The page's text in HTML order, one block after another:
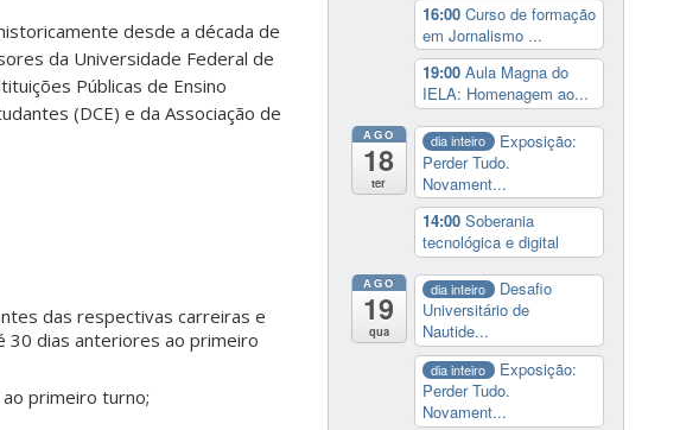
desde a década de
da Universidade Federal de
Públicas de Ensino
(DCE) e da Associação de
das respectivas carreiras e
30 dias anteriores ao primeiro
primeiro turno;
16:00 Curso de formação
em Jornalismo ...
19:00 Aula Magna do
IELA: Homenagem ao...
AGO
18
ter
dia inteiro
Exposição:
Perder Tudo.
Novament...
14:00 Soberania
tecnológica e digital
AGO
19
qua
dia inteiro
Desafio
Universitário de
Nautide...
dia inteiro
Exposição:
Perder Tudo.
Novament...